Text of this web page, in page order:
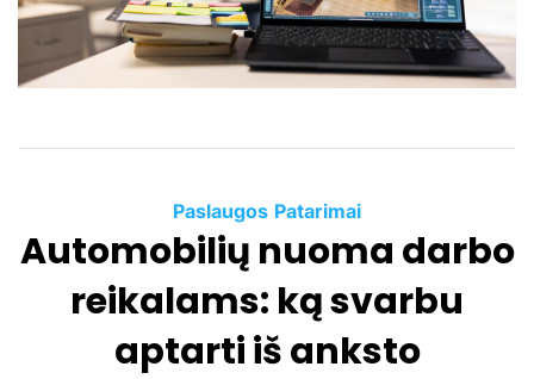
d
t
i
m
e
C
a
t
e
g
o
Paslaugos Patarimai
Automobilių nuoma darbo
reikalams: ką svarbu
aptarti iš anksto